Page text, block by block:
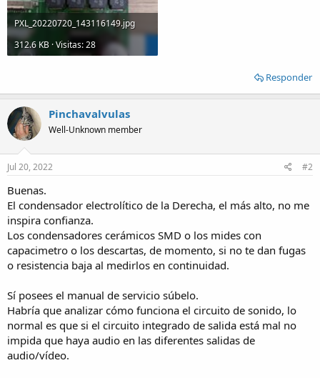
PXL_20220720_143116149.jpg
312.6 KB · Visitas: 28
Responder
Pinchavalvulas
Well-Unknown member
Jul 20, 2022 #2
Buenas.
El condensador electrolítico de la Derecha, el más alto, no me
inspira confianza.
Los condensadores cerámicos SMD o los mides con
capacimetro o los descartas, de momento, si no te dan fugas
o resistencia baja al medirlos en continuidad.
Sí posees el manual de servicio súbelo.
Habría que analizar cómo funciona el circuito de sonido, lo
normal es que si el circuito integrado de salida está mal no
impida que haya audio en las diferentes salidas de
audio/vídeo.